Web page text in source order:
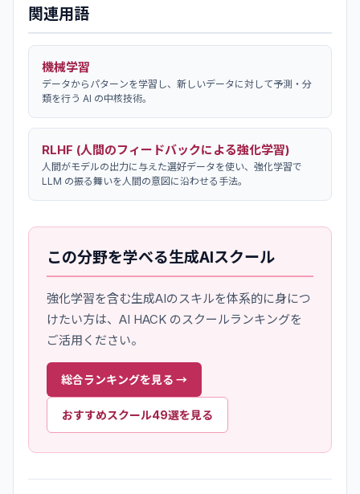
関連用語
機械学習
データからパターンを学習し、新しいデータに対して予測・分
類を行う AI の中核技術。
RLHF (人間のフィードバックによる強化学習)
人間がモデルの出力に与えた選好データを使い、強化学習で
LLM の振る舞いを人間の意図に沿わせる手法。
この分野を学べる生成AIスクール
強化学習を含む生成AIのスキルを体系的に身につ
けたい方は、AI HACK のスクールランキングを
ご活用ください。
総合ランキングを見る →
おすすめスクール49選を見る